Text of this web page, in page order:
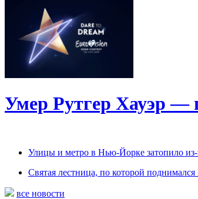
Умер Рутгер Хауэр —
Улицы и метро в Нью-Йорке затопило из-
Святая лестница, по которой
все новости